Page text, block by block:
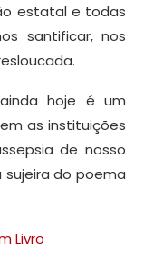
estatal e todas
santificar, nos
ainda hoje é um
as instituições
de nosso
do poema
Livro